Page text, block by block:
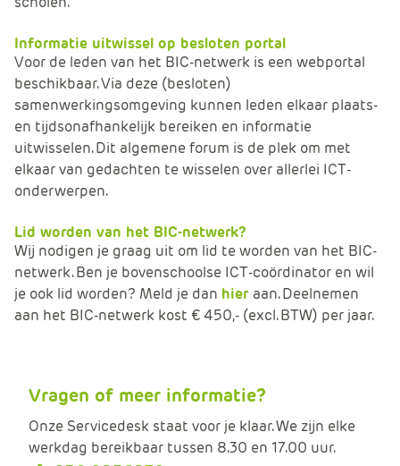
Informatie uitwissel op besloten portal
Voor de leden van het BIC-netwerk is een webportal
beschikbaar. Via deze (besloten)
samenwerkingsomgeving kunnen leden elkaar plaats-
en tijdsonafhankelijk bereiken en informatie
uitwisselen. Dit algemene forum is de plek om met
elkaar van gedachten te wisselen over allerlei ICT-
onderwerpen.
Lid worden van het BIC-netwerk?
Wij nodigen je graag uit om lid te worden van het BIC-
netwerk. Ben je bovenschoolse ICT-coördinator en wil
je ook lid worden? Meld je dan hier aan. Deelnemen
aan het BIC-netwerk kost € 450,- (excl. BTW) per jaar.
Vragen of meer informatie?
Onze Servicedesk staat voor je klaar. We zijn elke
werkdag bereikbaar tussen 8.30 en 17.00 uur.